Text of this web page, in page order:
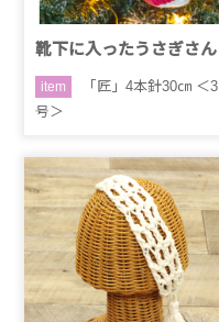
靴下に入ったうさぎさん
item
「匠」4本針30㎝ ＜3
号＞